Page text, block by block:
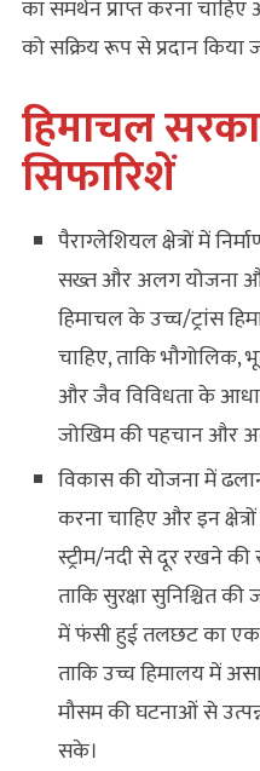
का समर्थन प्राप्त करना
को सक्रिय रूप से प्रदान किया
हिमाचल
सिफारिशें
पैराग्लेशियल क्षेत्रों में
सख्त और अलग योजना
हिमाचल के उच्च/ट्रांस
चाहिए, ताकि भौगोलिक,
और जैव विविधता के
जोखिम की पहचान और
विकास की योजना में
करना चाहिए और इन
स्ट्रीम/नदी से दूर रखने
ताकि सुरक्षा सुनिश्चित
में फंसी हुई तलछट का एक
ताकि उच्च हिमालय में
मौसम की घटनाओं से
सके।